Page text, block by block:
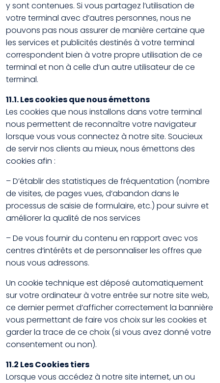
y sont contenues. Si vous partagez l’utilisation de
votre terminal avec d’autres personnes, nous ne
pouvons pas nous assurer de manière certaine que
les services et publicités destinés à votre terminal
correspondent bien à votre propre utilisation de ce
terminal et non à celle d’un autre utilisateur de ce
terminal.
11.1. Les cookies que nous émettons
Les cookies que nous installons dans votre terminal
nous permettent de reconnaître votre navigateur
lorsque vous vous connectez à notre site. Soucieux
de servir nos clients au mieux, nous émettons des
cookies afin :
– D’établir des statistiques de fréquentation (nombre
de visites, de pages vues, d’abandon dans le
processus de saisie de formulaire, etc.) pour suivre et
améliorer la qualité de nos services
– De vous fournir du contenu en rapport avec vos
centres d’intérêts et de personnaliser les offres que
nous vous adressons.
Un cookie technique est déposé automatiquement
sur votre ordinateur à votre entrée sur notre site web,
ce dernier permet d’afficher correctement la bannière
vous permettant de faire vos choix sur les cookies et
garder la trace de ce choix (si vous avez donné votre
consentement ou non).
11.2 Les Cookies tiers
Lorsque vous accédez à notre site internet, un ou